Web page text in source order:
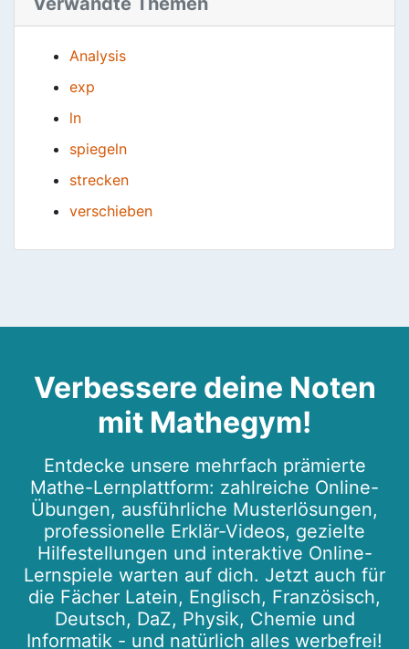
Analysis
exp
ln
spiegeln
strecken
verschieben
Verbessere deine Noten
mit Mathegym!
Entdecke unsere mehrfach prämierte
Mathe-Lernplattform: zahlreiche Online-
Übungen, ausführliche Musterlösungen,
professionelle Erklär-Videos, gezielte
Hilfestellungen und interaktive Online-
Lernspiele warten auf dich. Jetzt auch für
die Fächer Latein, Englisch, Französisch,
Deutsch, DaZ, Physik, Chemie und
Informatik - und natürlich alles werbefrei!